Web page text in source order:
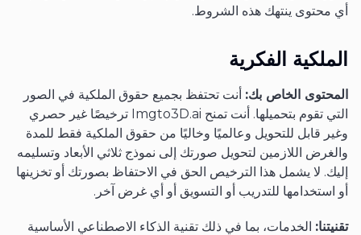
أي محتوى ينتهك هذه الشروط.
الملكية الفكرية
المحتوى الخاص بك: أنت تحتفظ بجميع حقوق الملكية في الصور
التي تقوم بتحميلها. أنت تمنح Imgto3D.ai ترخيصًا غير حصري
وغير قابل للتحويل وعالميًا وخاليًا من حقوق الملكية فقط للمدة
والغرض اللازمين لتحويل صورتك إلى نموذج ثلاثي الأبعاد وتسليمه
إليك. لا يشمل هذا الترخيص الحق في الاحتفاظ بصورتك أو تخزينها
أو استخدامها للتدريب أو التسويق أو أي غرض آخر.
تقنيتنا: الخدمات، بما في ذلك تقنية الذكاء الاصطناعي الأساسية